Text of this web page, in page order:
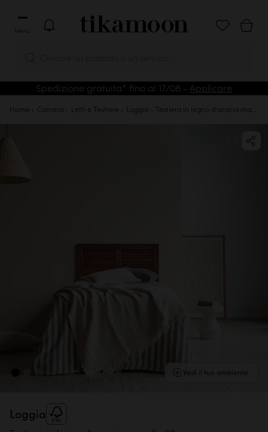
Menu
Spedizione gratuita* fino al 17/08 - Applicare
Vedi il tuo ambiente
Home Camera Letti e Testiere Loggia - Testiera in legno d'acacia massello 90 cm
Loggia